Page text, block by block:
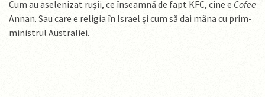
Cum au aselenizat ruşii, ce înseamnă de fapt KFC, cine e Cofee
Annan. Sau care e religia în Israel şi cum să dai mâna cu prim-
ministrul Australiei.